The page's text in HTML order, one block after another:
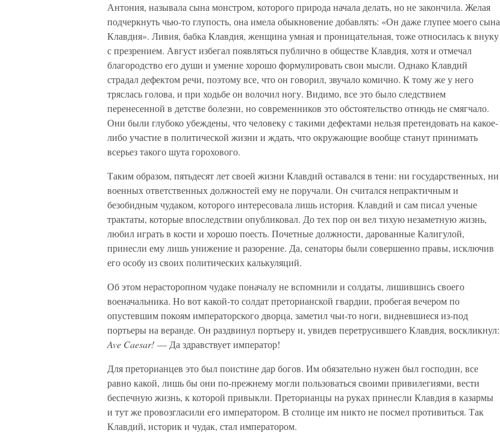
Антония, называла сына монстром, которого природа начала делать, но не закончила. Желая
подчеркнуть чью-то глупость, она имела обыкновение добавлять: «Он даже глупее моего сына
Клавдия». Ливия, бабка Клавдия, женщина умная и проницательная, тоже относилась к внуку
с презрением. Август избегал появляться публично в обществе Клавдия, хотя и отмечал
благородство его души и умение хорошо формулировать свои мысли. Однако Клавдий
страдал дефектом речи, поэтому все, что он говорил, звучало комично. К тому же у него
тряслась голова, и при ходьбе он волочил ногу. Видимо, все это было следствием
перенесенной в детстве болезни, но современников это обстоятельство отнюдь не смягчало.
Они были глубоко убеждены, что человеку с такими дефектами нельзя претендовать на какое-
либо участие в политической жизни и ждать, что окружающие вообще станут принимать
всерьез такого шута горохового.
Таким образом, пятьдесят лет своей жизни Клавдий оставался в тени: ни государственных, ни
военных ответственных должностей ему не поручали. Он считался непрактичным и
безобидным чудаком, которого интересовала лишь история. Клавдий и сам писал ученые
трактаты, которые впоследствии опубликовал. До тех пор он вел тихую незаметную жизнь,
любил играть в кости и хорошо поесть. Почетные должности, дарованные Калигулой,
принесли ему лишь унижение и разорение. Да, сенаторы были совершенно правы, исключив
его особу из своих политических калькуляций.
Об этом нерасторопном чудаке поначалу не вспомнили и солдаты, лишившись своего
военачальника. Но вот какой-то солдат преторианской гвардии, пробегая вечером по
опустевшим покоям императорского дворца, заметил чьи-то ноги, видневшиеся из-под
портьеры на веранде. Он раздвинул портьеру и, увидев перетрусившего Клавдия, воскликнул:
Ave Caesar! — Да здравствует император!
Для преторианцев это был поистине дар богов. Им обязательно нужен был господин, все
равно какой, лишь бы они по-прежнему могли пользоваться своими привилегиями, вести
беспечную жизнь, к которой привыкли. Преторианцы на руках принесли Клавдия в казармы
и тут же провозгласили его императором. В столице им никто не посмел противиться. Так
Клавдий, историк и чудак, стал императором.